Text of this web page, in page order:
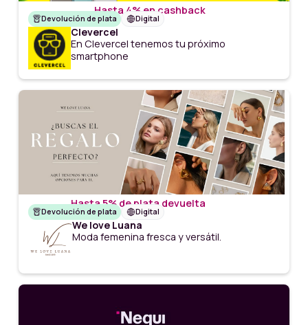
Hasta 4% en cashback
Devolución de plata Digital
Clevercel
En Clevercel tenemos tu próximo
smartphone
Hasta 5% de plata devuelta
Devolución de plata Digital
We love Luana
Moda femenina fresca y versátil.